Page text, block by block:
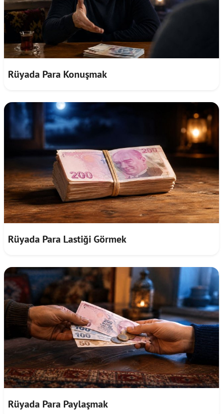
Rüyada Para Konuşmak
Rüyada Para Lastiği Görmek
Rüyada Para Paylaşmak